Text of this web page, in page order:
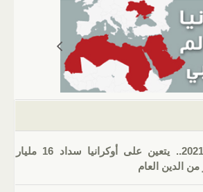
g
er
gr
a
m
s
A
p
في 2021.. يتعين على أوكرانيا سداد 16 مليار
من الدين العام